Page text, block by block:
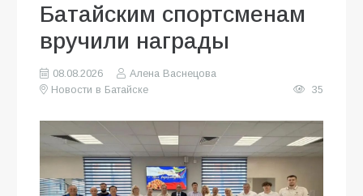
Батайским спортсменам
вручили награды
08.08.2026
Алена Васнецова
Новости в Батайске
35